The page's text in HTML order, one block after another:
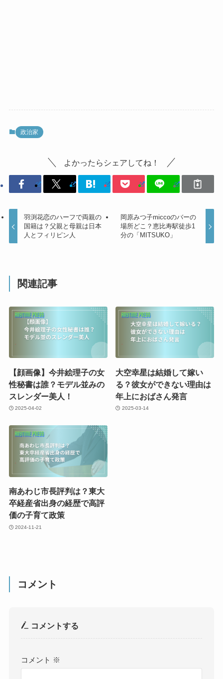
政治家
よかったらシェアしてね！
羽渕花恋のハーフで両親の
国籍は？父親と母親は日本
人とフィリピン人
岡原みつ子miccoのバーの
場所どこ？恵比寿駅徒歩1
分の「MITSUKO」
関連記事
【顔画像】今井絵理子の女
性秘書は誰？モデル並みの
スレンダー美人！
2025-04-02
大空幸星は結婚して嫁い
る？彼女ができない理由は
年上におばさん発言
2025-03-14
南あわじ市長評判は？東大
卒経産省出身の経歴で高評
価の子育て政策
2024-11-21
コメント
コメントする
コメント ※